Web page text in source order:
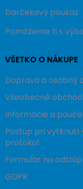
Darčekový poukaz
Pomôžeme ti s
VŠETKO O NÁKUPE
Doprava a osobný
Všeobecné
Informácie a
Postup pri vytknutí
protokol
Formulár na
GDPR